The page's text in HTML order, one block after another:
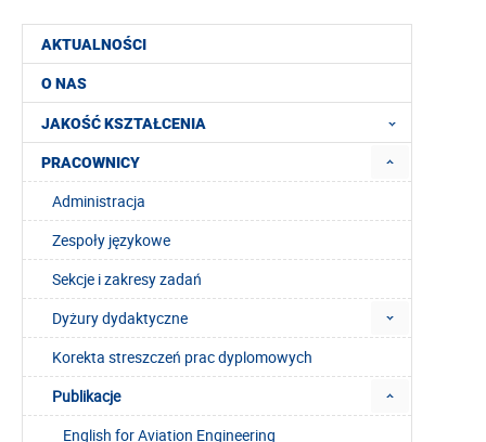
AKTUALNOŚCI
O NAS
JAKOŚĆ KSZTAŁCENIA
PRACOWNICY
Administracja
Zespoły językowe
Sekcje i zakresy zadań
Dyżury dydaktyczne
Korekta streszczeń prac dyplomowych
Publikacje
English for Aviation Engineering